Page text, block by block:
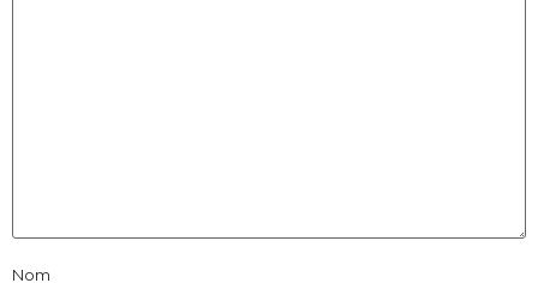
Nom